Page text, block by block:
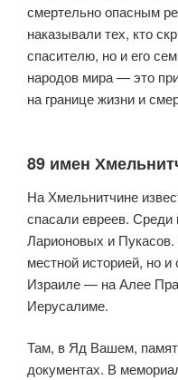
смертельно опасным
наказывали тех, кто
спасителю, но и его
народов мира — это
на границе жизни и
89 имен
На Хмельнитчине
спасали евреев.
Ларионовых и
местной историей, но
Израиле — на Алее
Иерусалиме.
Там, в Яд Вашем,
документах. В